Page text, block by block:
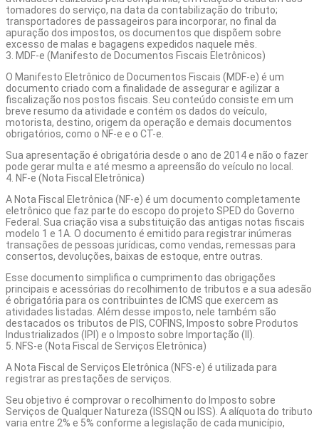
tomadores do serviço, na data da contabilização do tributo;
transportadores de passageiros para incorporar, no final da
apuração dos impostos, os documentos que dispõem sobre
excesso de malas e bagagens expedidos naquele mês.
3. MDF-e (Manifesto de Documentos Fiscais Eletrônicos)
O Manifesto Eletrônico de Documentos Fiscais (MDF-e) é um
documento criado com a finalidade de assegurar e agilizar a
fiscalização nos postos fiscais. Seu conteúdo consiste em um
breve resumo da atividade e contém os dados do veículo,
motorista, destino, origem da operação e demais documentos
obrigatórios, como o NF-e e o CT-e.
Sua apresentação é obrigatória desde o ano de 2014 e não o fazer
pode gerar multa e até mesmo a apreensão do veículo no local.
4. NF-e (Nota Fiscal Eletrônica)
A Nota Fiscal Eletrônica (NF-e) é um documento completamente
eletrônico que faz parte do escopo do projeto SPED do Governo
Federal. Sua criação visa a substituição das antigas notas fiscais
modelo 1 e 1A. O documento é emitido para registrar inúmeras
transações de pessoas jurídicas, como vendas, remessas para
consertos, devoluções, baixas de estoque, entre outras.
Esse documento simplifica o cumprimento das obrigações
principais e acessórias do recolhimento de tributos e a sua adesão
é obrigatória para os contribuintes de ICMS que exercem as
atividades listadas. Além desse imposto, nele também são
destacados os tributos de PIS, COFINS, Imposto sobre Produtos
Industrializados (IPI) e o Imposto sobre Importação (II).
5. NFS-e (Nota Fiscal de Serviços Eletrônica)
A Nota Fiscal de Serviços Eletrônica (NFS-e) é utilizada para
registrar as prestações de serviços.
Seu objetivo é comprovar o recolhimento do Imposto sobre
Serviços de Qualquer Natureza (ISSQN ou ISS). A alíquota do tributo
varia entre 2% e 5% conforme a legislação de cada município,